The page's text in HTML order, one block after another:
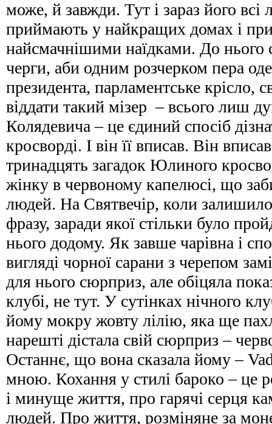
може, й завжди. Тут і зараз його всі
приймають у найкращих домах і
найсмачнішими наїдками. До нього
черги, аби одним розчерком пера
президента, парламентське крісло,
віддати такий мізер – всього лиш
Колядевича – це єдиний спосіб
кросворді. І він її вписав. Він
тринадцять загадок Юлиного
жінку в червоному капелюсі, що
людей. На Святвечір, коли
фразу, заради якої стільки було
нього додому. Як завше чарівна і
вигляді чорної сарани з черепом
для нього сюрприз, але обіцяла
клубі, не тут. У сутінках нічного
йому мокру жовту лілію, яка ще
нарешті дістала свій сюрприз –
Останнє, що вона сказала йому –
мною. Кохання у стилі бароко – це
і минуще життя, про гарячі серця
людей. Про життя, розміняне за